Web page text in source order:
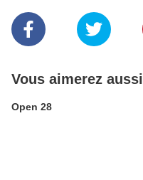
Vous aimerez aussi
Open 28